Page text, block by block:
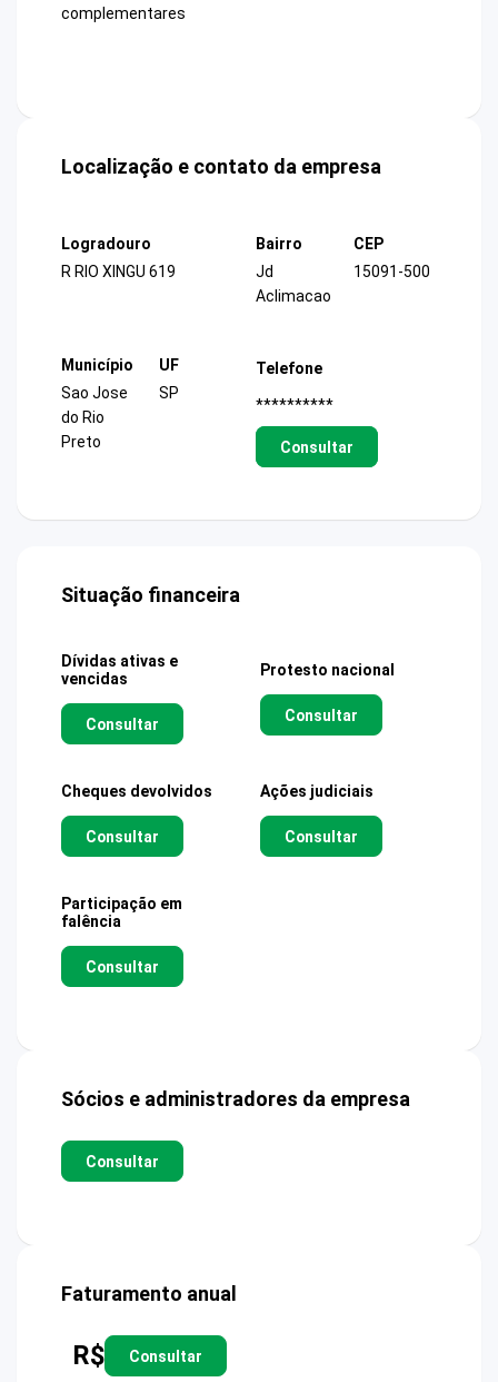
complementares
Localização e contato da empresa
Logradouro
R RIO XINGU 619
Bairro
Jd
Aclimacao
CEP
15091-500
Município
Sao Jose
do Rio
Preto
UF
SP
Telefone
**********
Consultar
Situação financeira
Dívidas ativas e
vencidas
Consultar
Protesto nacional
Consultar
Cheques devolvidos
Consultar
Ações judiciais
Consultar
Participação em
falência
Consultar
Sócios e administradores da empresa
Consultar
Faturamento anual
R$ Consultar